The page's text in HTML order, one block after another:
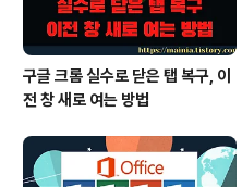
구글 크롬 실수로 닫은 탭 복구, 이
전 창 새로 여는 방법